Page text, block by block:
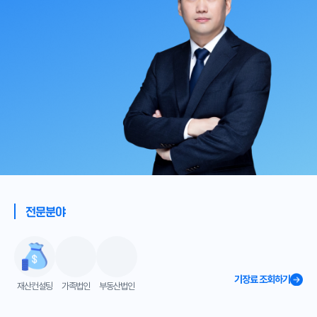
전문분야
재산컨설팅 가족법인 부동산법인 기장료 조회하기